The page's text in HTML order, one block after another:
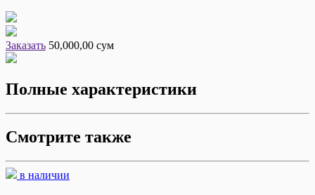
Заказать 50,000,00 сум
Полные характеристики
Смотрите также
в наличии